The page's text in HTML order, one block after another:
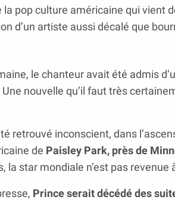
la pop culture américaine qui vient
d’un artiste aussi décalé que
le chanteur avait été admis
nouvelle qu’il faut très
retrouvé inconscient, dans
de Paisley Park, près de
la star mondiale n’est pas revenue
Prince serait décédé des